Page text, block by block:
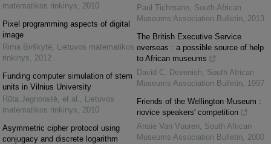
matematikos rinkinys
2010
Pixel programming aspects of digital
image
Rima Birškytė Lietuvos matematikos
rinkinys
2012
Funding computer simulation of stem
units in Vilnius University
Rūta Jegnoraitė, et al.
Lietuvos
matematikos rinkinys
2010
Asymmetric cipher protocol using
conjugacy and discrete logarithm
Paul Tichmann
South African
Museums Association Bulletin
2013
The British Executive Service
overseas : a possible source of help
to African museums
David C. Devenish
South African
Museums Association Bulletin
1997
Friends of the Wellington Museum :
novice speakers' competition
Ansie Van Vuuren
South African
Museums Association Bulletin
2000